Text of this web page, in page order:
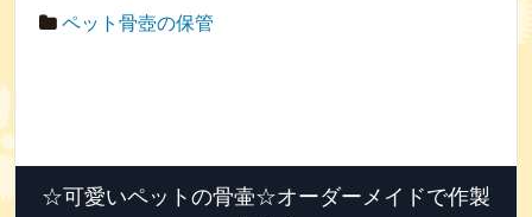
ペット骨壺の保管
☆可愛いペットの骨壷☆オーダーメイドで作製